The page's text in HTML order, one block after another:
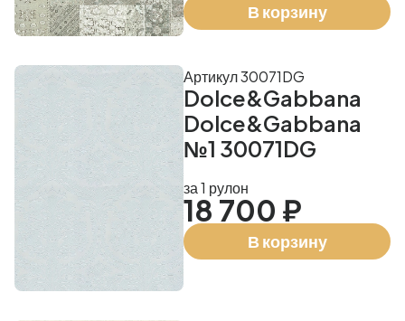
В корзину
Dolce&Gabbana
Dolce&Gabbana
№1 30071DG
Артикул 30071DG
за 1 рулон
18 700 ₽
В корзину